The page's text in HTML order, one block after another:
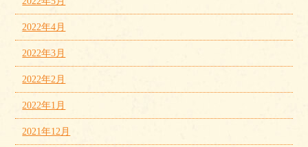
2022年4月
2022年3月
2022年2月
2022年1月
2021年12月